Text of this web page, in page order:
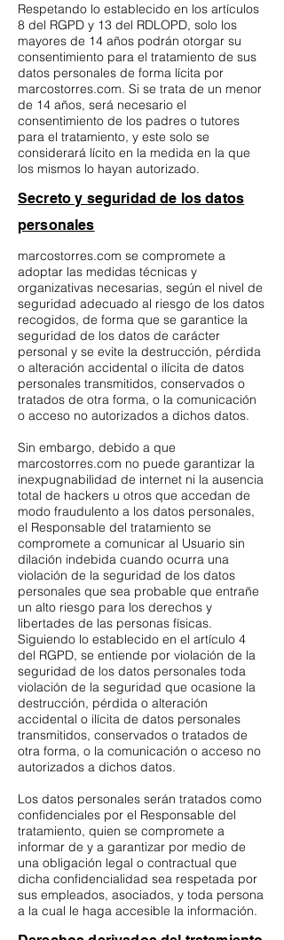
Respetando lo establecido en los artículos
8 del RGPD y 13 del RDLOPD, solo los
mayores de 14 años podrán otorgar su
consentimiento para el tratamiento de sus
datos personales de forma lícita por
marcostorres.com. Si se trata de un menor
de 14 años, será necesario el
consentimiento de los padres o tutores
para el tratamiento, y este solo se
considerará lícito en la medida en la que
los mismos lo hayan autorizado.
Secreto y seguridad de los datos
personales
marcostorres.com se compromete a
adoptar las medidas técnicas y
organizativas necesarias, según el nivel de
seguridad adecuado al riesgo de los datos
recogidos, de forma que se garantice la
seguridad de los datos de carácter
personal y se evite la destrucción, pérdida
o alteración accidental o ilícita de datos
personales transmitidos, conservados o
tratados de otra forma, o la comunicación
o acceso no autorizados a dichos datos.
Sin embargo, debido a que
marcostorres.com no puede garantizar la
inexpugnabilidad de internet ni la ausencia
total de hackers u otros que accedan de
modo fraudulento a los datos personales,
el Responsable del tratamiento se
compromete a comunicar al Usuario sin
dilación indebida cuando ocurra una
violación de la seguridad de los datos
personales que sea probable que entrañe
un alto riesgo para los derechos y
libertades de las personas físicas.
Siguiendo lo establecido en el artículo 4
del RGPD, se entiende por violación de la
seguridad de los datos personales toda
violación de la seguridad que ocasione la
destrucción, pérdida o alteración
accidental o ilícita de datos personales
transmitidos, conservados o tratados de
otra forma, o la comunicación o acceso no
autorizados a dichos datos.
Los datos personales serán tratados como
confidenciales por el Responsable del
tratamiento, quien se compromete a
informar de y a garantizar por medio de
una obligación legal o contractual que
dicha confidencialidad sea respetada por
sus empleados, asociados, y toda persona
a la cual le haga accesible la información.